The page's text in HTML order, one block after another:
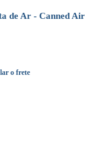
de Ar - Canned
o frete